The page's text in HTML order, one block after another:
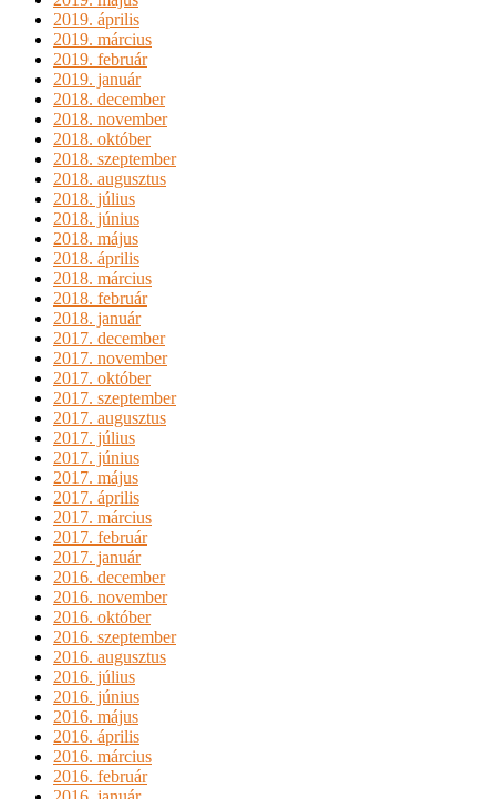
2019. április
2019. március
2019. február
2019. január
2018. december
2018. november
2018. október
2018. szeptember
2018. augusztus
2018. július
2018. június
2018. május
2018. április
2018. március
2018. február
2018. január
2017. december
2017. november
2017. október
2017. szeptember
2017. augusztus
2017. július
2017. június
2017. május
2017. április
2017. március
2017. február
2017. január
2016. december
2016. november
2016. október
2016. szeptember
2016. augusztus
2016. július
2016. június
2016. május
2016. április
2016. március
2016. február